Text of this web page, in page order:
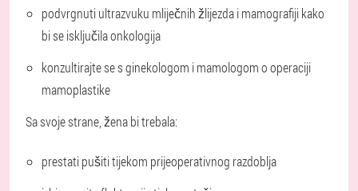
podvrgnuti ultrazvuku mliječnih žlijezda i mamografiji kako
bi se isključila onkologija
konzultirajte se s ginekologom i mamologom o operaciji
mamoplastike
Sa svoje strane, žena bi trebala:
prestati pušiti tijekom prijeoperativnog razdoblja